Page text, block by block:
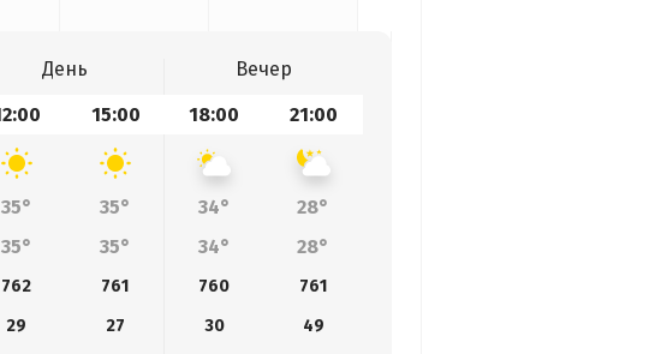
День
Вечер
15:00 18:00 21:00
35° 35° 34°
28°
35° 35° 34° 28°
762 761 760
761
29 27 30
49